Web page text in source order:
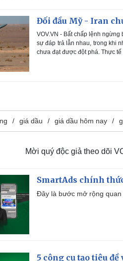
Đối đầu Mỹ - Iran
VOV.VN - Bất chấp lệnh
sự đáp trả lẫn nhau, trong khi
chưa đạt được đột phá. Thực
giá dầu giá dầu hôm nay
Mời quý độc giả theo dõi
SmartAds chính
Đây là bước mở rộng quan
5 công cụ tạo tiêu